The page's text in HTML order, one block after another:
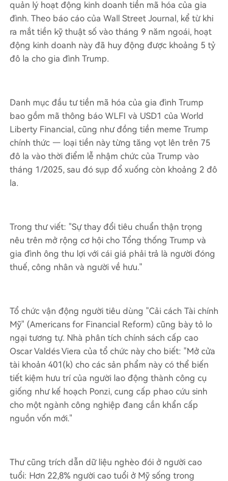
quản lý hoạt động kinh doanh tiền mã hóa của gia
đình. Theo báo cáo của Wall Street Journal, kể từ khi
ra mắt tiền kỹ thuật số vào tháng 9 năm ngoái, hoạt
động kinh doanh này đã huy động được khoảng 5 tỷ
đô la cho gia đình Trump.
Danh mục đầu tư tiền mã hóa của gia đình Trump
bao gồm mã thông báo WLFI và USD1 của World
Liberty Financial, cũng như đồng tiền meme Trump
chính thức — loại tiền này từng tăng vọt lên trên 75
đô la vào thời điểm lễ nhậm chức của Trump vào
tháng 1/2025, sau đó sụp đổ xuống còn khoảng 2 đô
la.
Trong thư viết: "Sự thay đổi tiêu chuẩn thận trọng
nêu trên mở rộng cơ hội cho Tổng thống Trump và
gia đình ông thu lợi với cái giá phải trả là người đóng
thuế, công nhân và người về hưu."
Tổ chức vận động người tiêu dùng "Cải cách Tài chính
Mỹ" (Americans for Financial Reform) cũng bày tỏ lo
ngại tương tự. Nhà phân tích chính sách cấp cao
Oscar Valdés Viera của tổ chức này cho biết: "Mở cửa
tài khoản 401(k) cho các sản phẩm này có thể biến
tiết kiệm hưu trí của người lao động thành công cụ
giống như kế hoạch Ponzi, cung cấp phao cứu sinh
cho một ngành công nghiệp đang cần khẩn cấp
nguồn vốn mới."
Thư cũng trích dẫn dữ liệu nghèo đói ở người cao
tuổi: Hơn 22,8% người cao tuổi ở Mỹ sống trong